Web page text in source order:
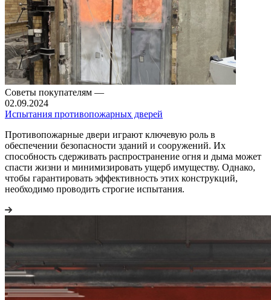
Советы покупателям —
02.09.2024
Испытания противопожарных дверей
Противопожарные двери играют ключевую роль в
обеспечении безопасности зданий и сооружений. Их
способность сдерживать распространение огня и дыма может
спасти жизни и минимизировать ущерб имуществу. Однако,
чтобы гарантировать эффективность этих конструкций,
необходимо проводить строгие испытания.